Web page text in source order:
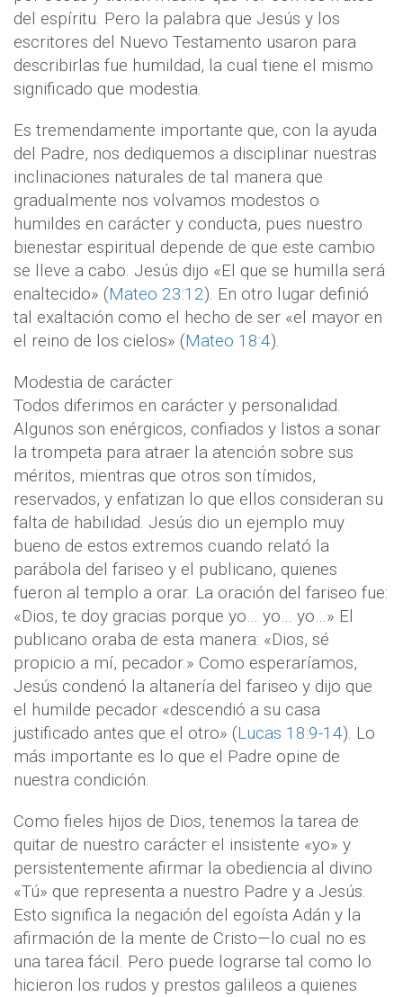
del espíritu. Pero la palabra que Jesús y los
escritores del Nuevo Testamento usaron para
describirlas fue humildad, la cual tiene el mismo
significado que modestia.
Es tremendamente importante que, con la ayuda
del Padre, nos dediquemos a disciplinar nuestras
inclinaciones naturales de tal manera que
gradualmente nos volvamos modestos o
humildes en carácter y conducta, pues nuestro
bienestar espiritual depende de que este cambio
se lleve a cabo. Jesús dijo «El que se humilla será
enaltecido» (Mateo 23:12). En otro lugar definió
tal exaltación como el hecho de ser «el mayor en
el reino de los cielos» (Mateo 18:4).
Modestia de carácter
Todos diferimos en carácter y personalidad.
Algunos son enérgicos, confiados y listos a sonar
la trompeta para atraer la atención sobre sus
méritos, mientras que otros son tímidos,
reservados, y enfatizan lo que ellos consideran su
falta de habilidad. Jesús dio un ejemplo muy
bueno de estos extremos cuando relató la
parábola del fariseo y el publicano, quienes
fueron al templo a orar. La oración del fariseo fue:
«Dios, te doy gracias porque yo… yo… yo…» El
publicano oraba de esta manera: «Dios, sé
propicio a mí, pecador.» Como esperaríamos,
Jesús condenó la altanería del fariseo y dijo que
el humilde pecador «descendió a su casa
justificado antes que el otro» (Lucas 18:9-14). Lo
más importante es lo que el Padre opine de
nuestra condición.
Como fieles hijos de Dios, tenemos la tarea de
quitar de nuestro carácter el insistente «yo» y
persistentemente afirmar la obediencia al divino
«Tú» que representa a nuestro Padre y a Jesús.
Esto significa la negación del egoísta Adán y la
afirmación de la mente de Cristo—lo cual no es
una tarea fácil. Pero puede lograrse tal como lo
hicieron los rudos y prestos galileos a quienes